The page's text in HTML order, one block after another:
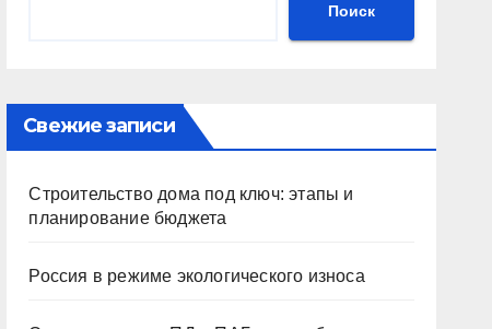
Поиск
Свежие записи
Строительство дома под ключ: этапы и
планирование бюджета
Россия в режиме экологического износа